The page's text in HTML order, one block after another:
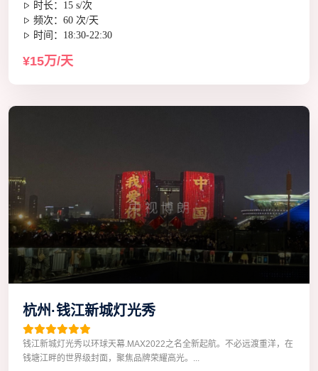
时长：15 s/次
频次：60 次/天
时间：18:30-22:30
¥15万/天
杭州·钱江新城灯光秀
钱江新城灯光秀以环球天幕.MAX2022之名全新起航。不必远渡重洋，在
钱塘江畔的世界级封面，聚焦品牌荣耀高光。...